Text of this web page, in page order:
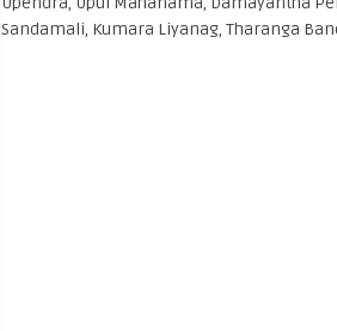
Sandamali, Kumara Liyanag, Tharanga